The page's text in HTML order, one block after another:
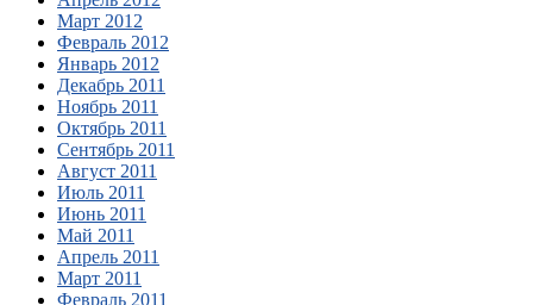
Март 2012
Февраль 2012
Январь 2012
Декабрь 2011
Ноябрь 2011
Октябрь 2011
Сентябрь 2011
Август 2011
Июль 2011
Июнь 2011
Май 2011
Апрель 2011
Март 2011
Февраль 2011